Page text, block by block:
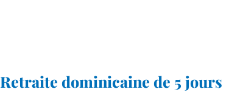
Retraite dominicaine de 5 jours